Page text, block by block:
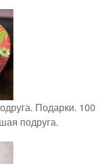
Подарки. 100
подруга.